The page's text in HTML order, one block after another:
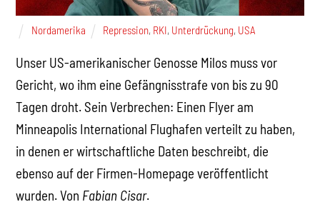
Nordamerika Repression, RKI, Unterdrückung, USA
Unser US-amerikanischer Genosse Milos muss vor
Gericht, wo ihm eine Gefängnisstrafe von bis zu 90
Tagen droht. Sein Verbrechen: Einen Flyer am
Minneapolis International Flughafen verteilt zu haben,
in denen er wirtschaftliche Daten beschreibt, die
ebenso auf der Firmen-Homepage veröffentlicht
wurden. Von Fabian Cisar.